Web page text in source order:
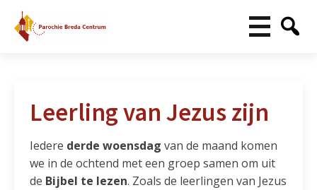
Leerling van Jezus zijn
Iedere derde woensdag van de maand komen
we in de ochtend met een groep samen om uit
de Bijbel te lezen. Zoals de leerlingen van Jezus